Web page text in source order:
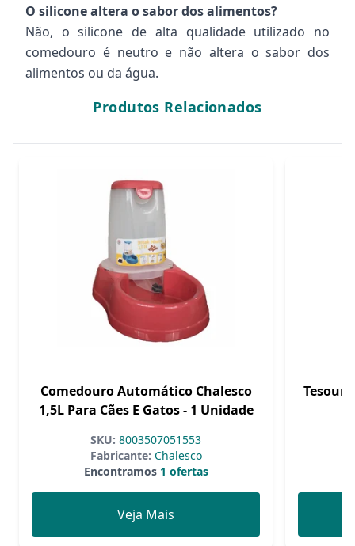
O silicone altera o sabor dos alimentos?
Não, o silicone de alta qualidade utilizado no
comedouro é neutro e não altera o sabor dos
alimentos ou da água.
Produtos Relacionados
Comedouro Automático Chalesco
1,5L Para Cães E Gatos - 1 Unidade
SKU: 8003507051553
Fabricante: Chalesco
Encontramos1 ofertas
Veja Mais